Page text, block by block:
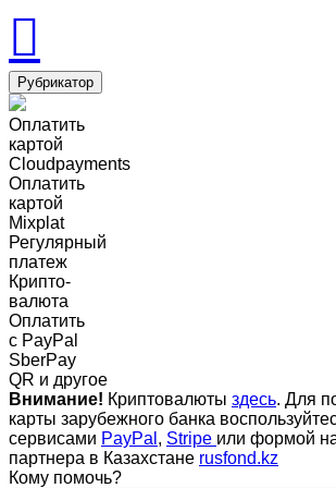
Рубрикатор
Оплатить
картой
Cloudpayments
Оплатить
картой
Mixplat
Регулярный
платеж
Крипто-
валюта
Оплатить
c PayPal
SberPay
QR и другое
Внимание! Криптовалюты здесь. Для
карты зарубежного банка
сервисами PayPal , Stripe или формой
партнера в Казахстане rusfond.kz
Кому помочь?